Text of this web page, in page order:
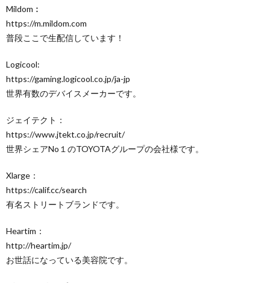
Mildom︰
https://m.mildom.com
普段ここで生配信しています！
Logicool:
https://gaming.logicool.co.jp/ja-jp​
世界有数のデバイスメーカーです。
ジェイテクト：
https://www.jtekt.co.jp/recruit/​
世界シェアNo１のTOYOTAグループの会社様です。
Xlarge：
https://calif.cc/search​
有名ストリートブランドです。
Heartim：
http://heartim.jp/​
お世話になっている美容院です。